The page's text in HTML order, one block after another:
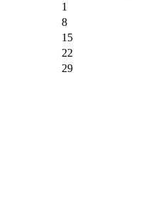
1
8
15
22
29